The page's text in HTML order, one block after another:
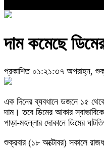
দাম কমেছে
প্রকাশিত ০১:২১:৩৭ অপরাহ্ন,
এক দিনের ব্যবধানে ডজনে ১৫
দাম। তবে ডিমের আকার
পাড়া-মহল্লার দোকানে ডিমের
শুক্রবার (১৮ অক্টোবর) সকালে